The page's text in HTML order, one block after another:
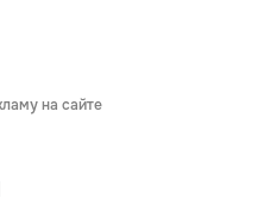
на сайте